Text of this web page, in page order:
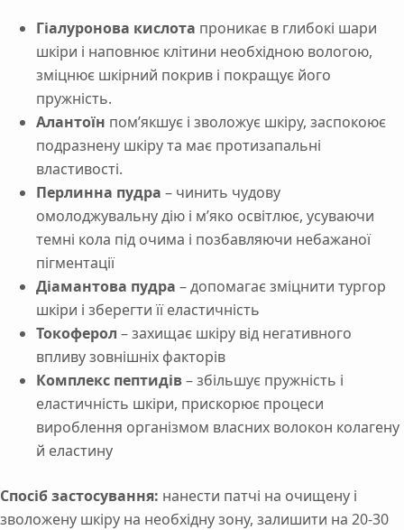
Гіалуронова кислота проникає в глибокі шари
шкіри і наповнює клітини необхідною вологою,
зміцнює шкірний покрив і покращує його
пружність.
Алантоїн пом’якшує і зволожує шкіру, заспокоює
подразнену шкіру та має протизапальні
властивості.
Перлинна пудра – чинить чудову
омолоджувальну дію і м’яко освітлює, усуваючи
темні кола під очима і позбавляючи небажаної
пігментації
Діамантова пудра – допомагає зміцнити тургор
шкіри і зберегти її еластичність
Токоферол – захищає шкіру від негативного
впливу зовнішніх факторів
Комплекс пептидів– збільшує пружність і
еластичність шкіри, прискорює процеси
вироблення організмом власних волокон колагену
й еластину
Спосіб застосування: нанести патчі на очищену і
зволожену шкіру на необхідну зону, залишити на 20-30